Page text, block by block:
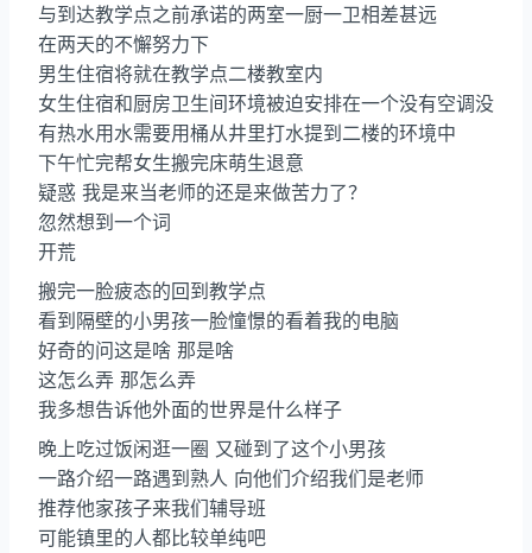
与到达教学点之前承诺的两室一厨一卫相差甚远
在两天的不懈努力下
男生住宿将就在教学点二楼教室内
女生住宿和厨房卫生间环境被迫安排在一个没有空调没
有热水用水需要用桶从井里打水提到二楼的环境中
下午忙完帮女生搬完床萌生退意
疑惑 我是来当老师的还是来做苦力了？
忽然想到一个词
开荒
搬完一脸疲态的回到教学点
看到隔壁的小男孩一脸憧憬的看着我的电脑
好奇的问这是啥 那是啥
这怎么弄 那怎么弄
我多想告诉他外面的世界是什么样子
晚上吃过饭闲逛一圈 又碰到了这个小男孩
一路介绍一路遇到熟人 向他们介绍我们是老师
推荐他家孩子来我们辅导班
可能镇里的人都比较单纯吧